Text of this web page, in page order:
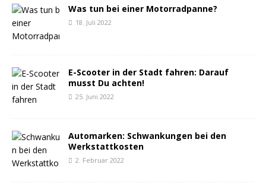
Was tun bei einer Motorradpanne?
18. Juli 2022
E-Scooter in der Stadt fahren: Darauf
musst Du achten!
25. Juni 2022
Automarken: Schwankungen bei den
Werkstattkosten
2. Februar 2022